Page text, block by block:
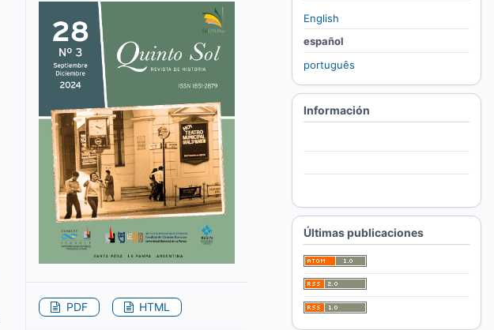
PDF HTML
English
español
português
Información
Últimas publicaciones